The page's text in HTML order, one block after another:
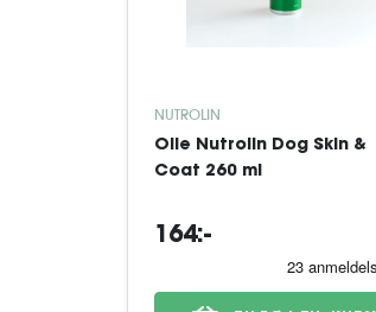
NUTROLIN
Olie Nutrolin Dog Skin &
Coat 260 ml
164:-